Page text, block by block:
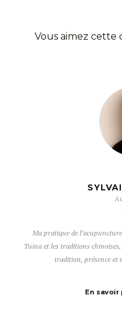
Vous aimez cette
Ma pratique de
Tuina et les traditions
tradition, présence et
En savoir